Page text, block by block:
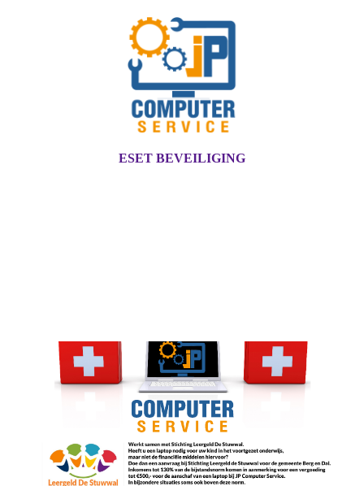
ESET BEVEILIGING